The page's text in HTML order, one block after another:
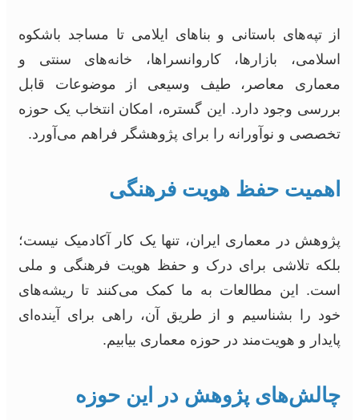
از تپه‌های باستانی و بناهای ایلامی تا مساجد باشکوه
اسلامی، بازارها، کاروانسراها، خانه‌های سنتی و
معماری معاصر، طیف وسیعی از موضوعات قابل
بررسی وجود دارد. این گستره، امکان انتخاب یک حوزه
تخصصی و نوآورانه را برای پژوهشگر فراهم می‌آورد.
اهمیت حفظ هویت فرهنگی
پژوهش در معماری ایران، تنها یک کار آکادمیک نیست؛
بلکه تلاشی برای درک و حفظ هویت فرهنگی و ملی
است. این مطالعات به ما کمک می‌کنند تا ریشه‌های
خود را بشناسیم و از طریق آن، راهی برای آینده‌ای
پایدار و هویت‌مند در حوزه معماری بیابیم.
چالش‌های پژوهش در این حوزه